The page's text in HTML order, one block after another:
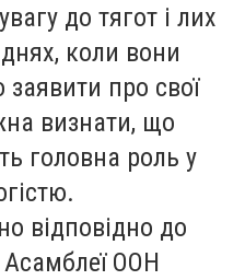
до тягот і лих
коли вони
про свої
визнати, що
головна роль у
відповідно до
Асамблеї ООН